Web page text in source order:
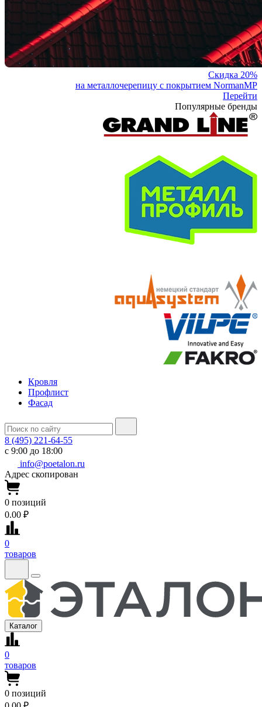
Скидка 20%
на металлочерепицу с покрытием NormanMP
Перейти
Популярные бренды
Кровля
Профлист
Фасад
8 (495) 221-64-55
с 9:00 до 18:00
info@poetalon.ru
Адрес скопирован
0 позиций
0.00 ₽
0
товаров
Каталог
0
товаров
0 позиций